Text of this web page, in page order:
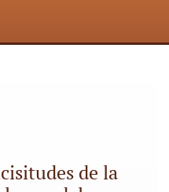
de la